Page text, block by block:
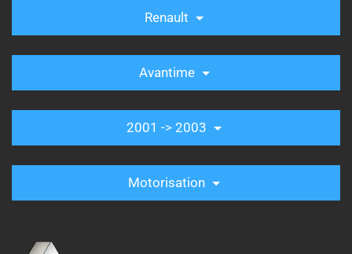
Renault
Avantime
2001 -> 2003
Motorisation